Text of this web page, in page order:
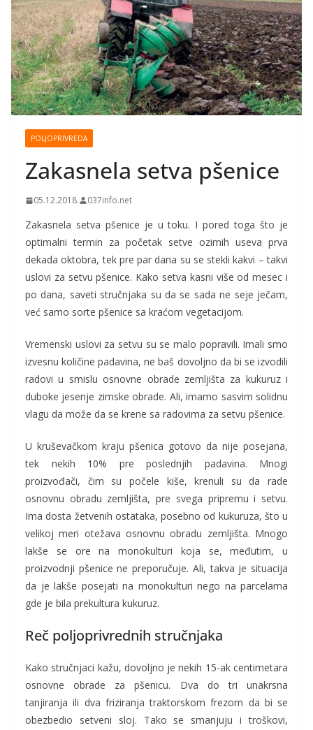
POLJOPRIVREDA
Zakasnela setva pšenice
05.12.2018. 037info.net
Zakasnela setva pšenice je u toku. I pored toga što je
optimalni termin za početak setve ozimih useva prva
dekada oktobra, tek pre par dana su se stekli kakvi – takvi
uslovi za setvu pšenice. Kako setva kasni više od mesec i
po dana, saveti stručnjaka su da se sada ne seje ječam,
već samo sorte pšenice sa kraćom vegetacijom.
Vremenski uslovi za setvu su se malo popravili. Imali smo
izvesnu količine padavina, ne baš dovoljno da bi se izvodili
radovi u smislu osnovne obrade zemljišta za kukuruz i
duboke jesenje zimske obrade. Ali, imamo sasvim solidnu
vlagu da može da se krene sa radovima za setvu pšenice.
U kruševačkom kraju pšenica gotovo da nije posejana,
tek nekih 10% pre poslednjih padavina. Mnogi
proizvođači, čim su počele kiše, krenuli su da rade
osnovnu obradu zemljišta, pre svega pripremu i setvu.
Ima dosta žetvenih ostataka, posebno od kukuruza, što u
velikoj meri otežava osnovnu obradu zemljišta. Mnogo
lakše se ore na monokulturi koja se, međutim, u
proizvodnji pšenice ne preporučuje. Ali, takva je situacija
da je lakše posejati na monokulturi nego na parcelama
gde je bila prekultura kukuruz.
Reč poljoprivrednih stručnjaka
Kako stručnjaci kažu, dovoljno je nekih 15-ak centimetara
osnovne obrade za pšenicu. Dva do tri unakrsna
tanjiranja ili dva friziranja traktorskom frezom da bi se
obezbedio setveni sloj. Tako se smanjuju i troškovi,